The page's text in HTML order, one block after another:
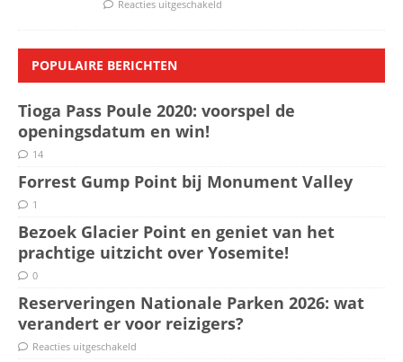
Reacties uitgeschakeld
POPULAIRE BERICHTEN
Tioga Pass Poule 2020: voorspel de
openingsdatum en win!
14
Forrest Gump Point bij Monument Valley
1
Bezoek Glacier Point en geniet van het
prachtige uitzicht over Yosemite!
0
Reserveringen Nationale Parken 2026: wat
verandert er voor reizigers?
Reacties uitgeschakeld